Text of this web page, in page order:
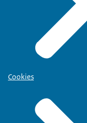
Cookies